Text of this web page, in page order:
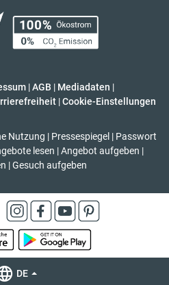
|AGB | Mediadaten |
| Cookie-Einstellungen
Nutzung | Pressespiegel | Passwort
lesen | Angebot aufgeben |
| Gesuch aufgeben
DE